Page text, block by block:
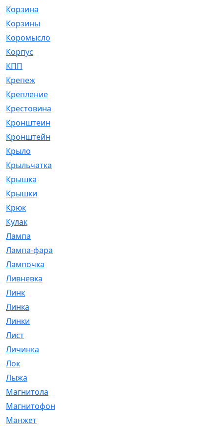
Корзина
Корзины
Коромысло
Корпус
КПП
Крепеж
Крепление
Крестовина
Кронштеин
Кронштейн
Крыло
Крыльчатка
Крышка
Крышки
Крюк
Кулак
Лампа
Лампа-фара
Лампочка
Ливневка
Линк
Линка
Линки
Лист
Личинка
Лок
Лыжа
Магнитола
Магнитофон
Манжет